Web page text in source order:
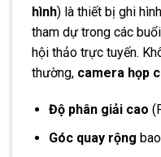
hình) là thiết bị ghi
tham dự trong các
hội thảo trực tuyến.
thường, camera họp
Độ phân giải cao
Góc quay rộng